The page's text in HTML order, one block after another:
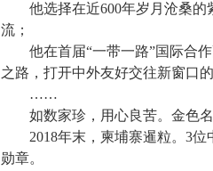
他选择在近600年岁月沧桑的
流；
他在首届“一带一路”国际合作
之路，打开中外友好交往新窗口的
……
如数家珍，用心良苦。金色名
2018年末，柬埔寨暹粒。3位
勋章。